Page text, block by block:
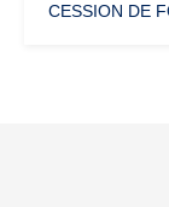
CESSION DE